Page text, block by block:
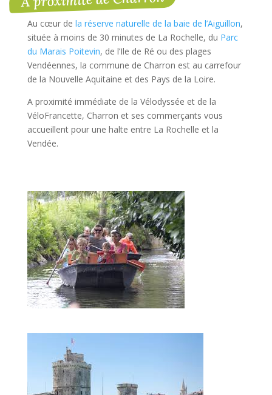
Au cœur de la réserve naturelle de la baie de l’Aiguillon,
située à moins de 30 minutes de La Rochelle, du Parc
du Marais Poitevin, de l’Ile de Ré ou des plages
Vendéennes, la commune de Charron est au carrefour
de la Nouvelle Aquitaine et des Pays de la Loire.
A proximité immédiate de la Vélodyssée et de la
VéloFrancette, Charron et ses commerçants vous
accueillent pour une halte entre La Rochelle et la
Vendée.